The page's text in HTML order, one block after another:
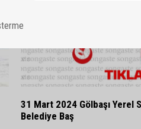
31 Mart 2024 Gölbaşı Yerel
Belediye Baş